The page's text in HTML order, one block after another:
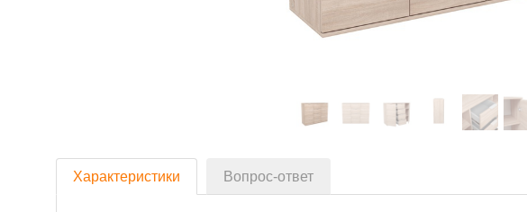
Характеристики Вопрос-ответ